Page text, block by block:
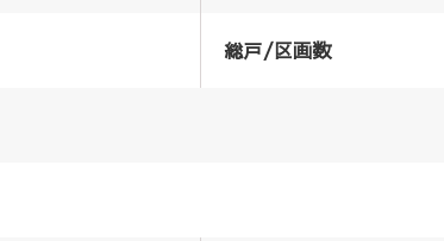
総戸/区画数